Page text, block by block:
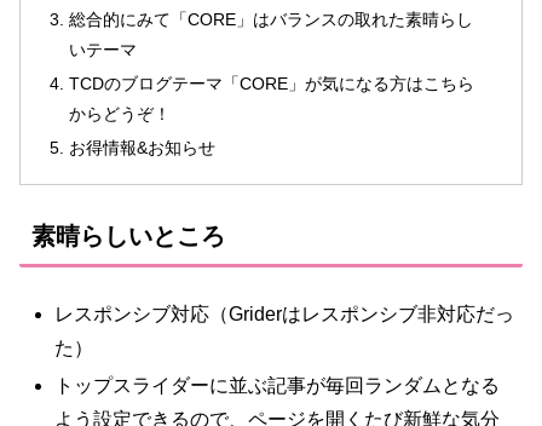
総合的にみて「CORE」はバランスの取れた素晴らし
いテーマ
TCDのブログテーマ「CORE」が気になる方はこちら
からどうぞ！
お得情報&お知らせ
素晴らしいところ
レスポンシブ対応（Griderはレスポンシブ非対応だっ
た）
トップスライダーに並ぶ記事が毎回ランダムとなる
よう設定できるので、ページを開くたび新鮮な気分